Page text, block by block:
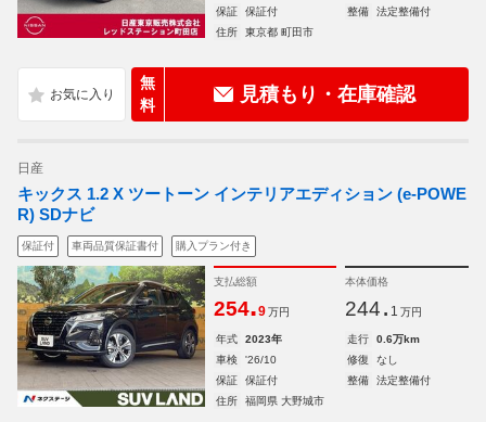
保証
保証付 整備
法定整備付
住所
東京都 町田市
無
料
見積もり・在庫確認
日産
キックス 1.2 X ツートーン インテリアエディション (e-POWE
R) SDナビ
保証付 車両品質保証書付 購入プラン付き
支払総額
254.9 万円
本体価格
244. 1 万円
年式 2023年 走行
0.6万km
車検
'26/10 修復
なし
保証
保証付 整備
法定整備付
住所
福岡県 大野城市